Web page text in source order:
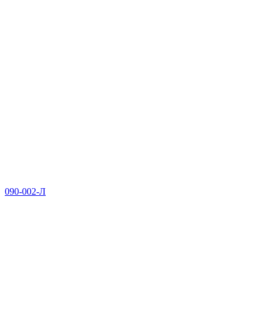
090-002-Л